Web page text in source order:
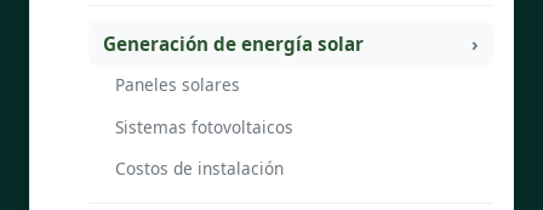
Generación de energía solar
Paneles solares
Sistemas fotovoltaicos
Costos de instalación